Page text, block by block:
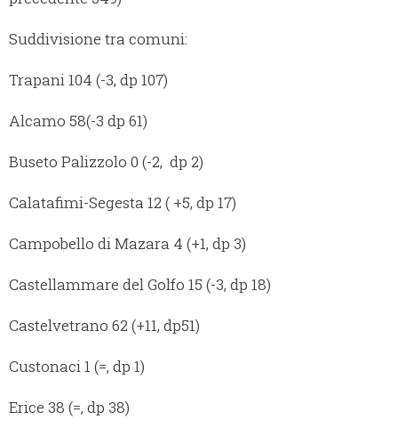
Suddivisione tra comuni:
Trapani 104 (-3, dp 107)
Alcamo 58(-3 dp 61)
Buseto Palizzolo 0 (-2, dp 2)
Calatafimi-Segesta 12 ( +5, dp 17)
Campobello di Mazara 4 (+1, dp 3)
Castellammare del Golfo 15 (-3, dp 18)
Castelvetrano 62 (+11, dp51)
Custonaci 1 (=, dp 1)
Erice 38 (=, dp 38)